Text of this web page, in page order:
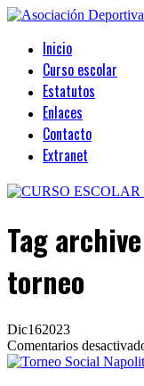
Inicio
Curso escolar
Estatutos
Enlaces
Contacto
Extranet
Tag archive
torneo
Dic162023
Comentarios